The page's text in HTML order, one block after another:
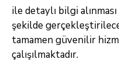
ile detaylı bilgi
şekilde
tamamen güvenilir
çalışılmaktadır.